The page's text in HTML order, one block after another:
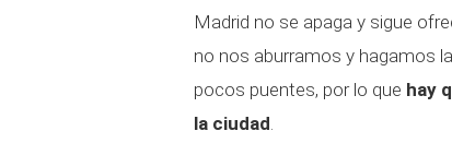
Madrid no se apaga y sigue
no nos aburramos y hagamos
pocos puentes, por lo que hay
la ciudad.